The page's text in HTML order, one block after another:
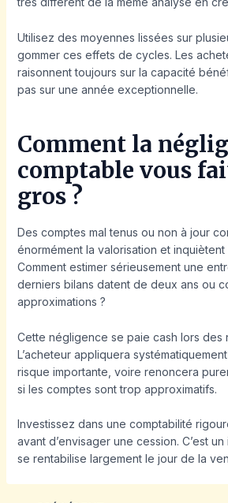
Utilisez des moyennes lissées sur
gommer ces effets de cycles. Les
raisonnent toujours sur la capacité
pas sur une année exceptionnelle.
Comment la
comptable vous
gros ?
Des comptes mal tenus ou non à jour
énormément la valorisation et inquiètent
Comment estimer sérieusement une
derniers bilans datent de deux ans ou
approximations ?
Cette négligence se paie cash lors des
L’acheteur appliquera
risque importante, voire renoncera
si les comptes sont trop approximatifs.
Investissez dans une comptabilité
avant d’envisager une cession. C’est
se rentabilise largement le jour de la